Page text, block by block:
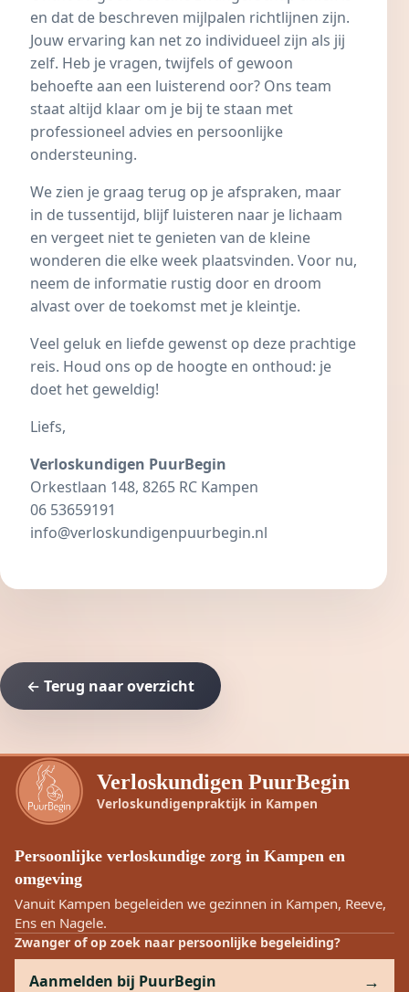
en dat de beschreven mijlpalen richtlijnen zijn.
Jouw ervaring kan net zo individueel zijn als jij
zelf. Heb je vragen, twijfels of gewoon
behoefte aan een luisterend oor? Ons team
staat altijd klaar om je bij te staan met
professioneel advies en persoonlijke
ondersteuning.
We zien je graag terug op je afspraken, maar
in de tussentijd, blijf luisteren naar je lichaam
en vergeet niet te genieten van de kleine
wonderen die elke week plaatsvinden. Voor nu,
neem de informatie rustig door en droom
alvast over de toekomst met je kleintje.
Veel geluk en liefde gewenst op deze prachtige
reis. Houd ons op de hoogte en onthoud: je
doet het geweldig!
Liefs,
Verloskundigen PuurBegin
Orkestlaan 148, 8265 RC Kampen
06 53659191
info@verloskundigenpuurbegin.nl
← Terug naar overzicht
Verloskundigen PuurBegin
Verloskundigenpraktijk in Kampen
Persoonlijke verloskundige zorg in Kampen en
omgeving
Vanuit Kampen begeleiden we gezinnen in Kampen, Reeve,
Ens en Nagele.
Zwanger of op zoek naar persoonlijke begeleiding?
Aanmelden bij PuurBegin